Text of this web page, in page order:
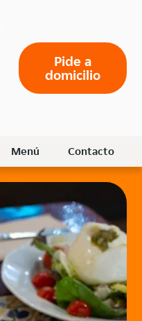
Pide a
domicilio
Menú Contacto